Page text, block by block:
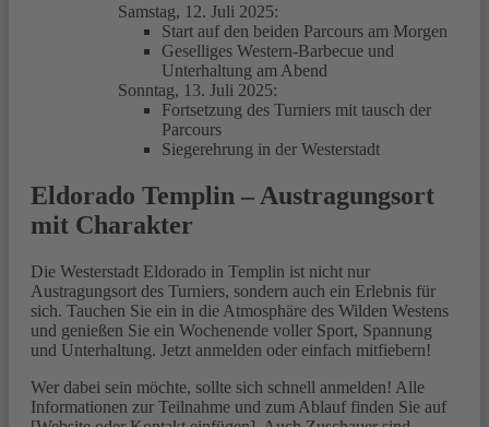
Samstag, 12. Juli 2025:
Start auf den beiden Parcours am Morgen
Geselliges Western-Barbecue und
Unterhaltung am Abend
Sonntag, 13. Juli 2025:
Fortsetzung des Turniers mit tausch der
Parcours
Siegerehrung in der Westerstadt
Eldorado Templin – Austragungsort
mit Charakter
Die Westerstadt Eldorado in Templin ist nicht nur
Austragungsort des Turniers, sondern auch ein Erlebnis für
sich. Tauchen Sie ein in die Atmosphäre des Wilden Westens
und genießen Sie ein Wochenende voller Sport, Spannung
und Unterhaltung. Jetzt anmelden oder einfach mitfiebern!
Wer dabei sein möchte, sollte sich schnell anmelden! Alle
Informationen zur Teilnahme und zum Ablauf finden Sie auf